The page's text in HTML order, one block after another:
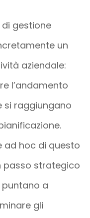
gestione
un
aziendale:
l’andamento
si raggiungano
ad hoc di questo
passo strategico
a
gli